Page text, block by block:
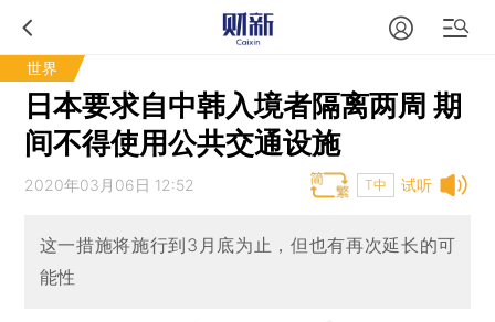
世界
日本要求自中韩入境者隔离两周 期
间不得使用公共交通设施
试听
2020年03月06日 12:52 T中
这一措施将施行到3月底为止，但也有再次延长的可
能性